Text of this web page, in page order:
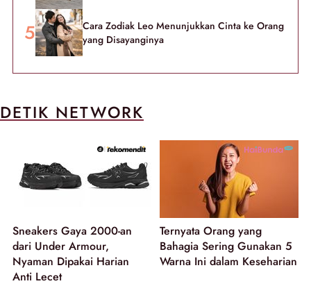
Cara Zodiak Leo Menunjukkan Cinta ke Orang
yang Disayanginya
DETIK NETWORK
Sneakers Gaya 2000-an
dari Under Armour,
Nyaman Dipakai Harian
Anti Lecet
Ternyata Orang yang
Bahagia Sering Gunakan 5
Warna Ini dalam Keseharian